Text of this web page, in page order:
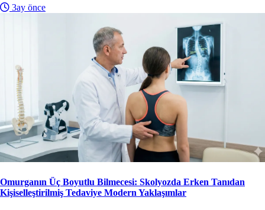
3ay önce
Omurganın Üç Boyutlu Bilmecesi: Skolyozda Erken Tanıdan
Kişiselleştirilmiş Tedaviye Modern Yaklaşımlar